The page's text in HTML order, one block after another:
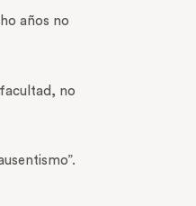
años no
no